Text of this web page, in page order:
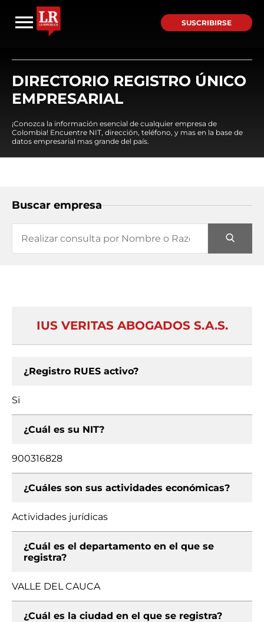
SUSCRIBIRSE
DIRECTORIO REGISTRO ÚNICO
EMPRESARIAL
¡Conozca la información esencial de cualquier empresa de
Colombia! Encuentre NIT, dirección, teléfono, y mas en la base de
datos empresarial mas grande del país.
Buscar empresa
IUS VERITAS ABOGADOS S.A.S.
¿Registro RUES activo?
Si
¿Cuál es su NIT?
900316828
¿Cuáles son sus actividades económicas?
Actividades jurídicas
¿Cuál es el departamento en el que se
registra?
VALLE DEL CAUCA
¿Cuál es la ciudad en el que se registra?